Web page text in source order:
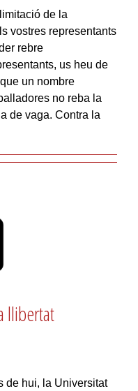
de la
vostres representants
rebre
us heu de
un nombre
no reba la
de vaga. Contra la
llibertat
de hui, la Universitat